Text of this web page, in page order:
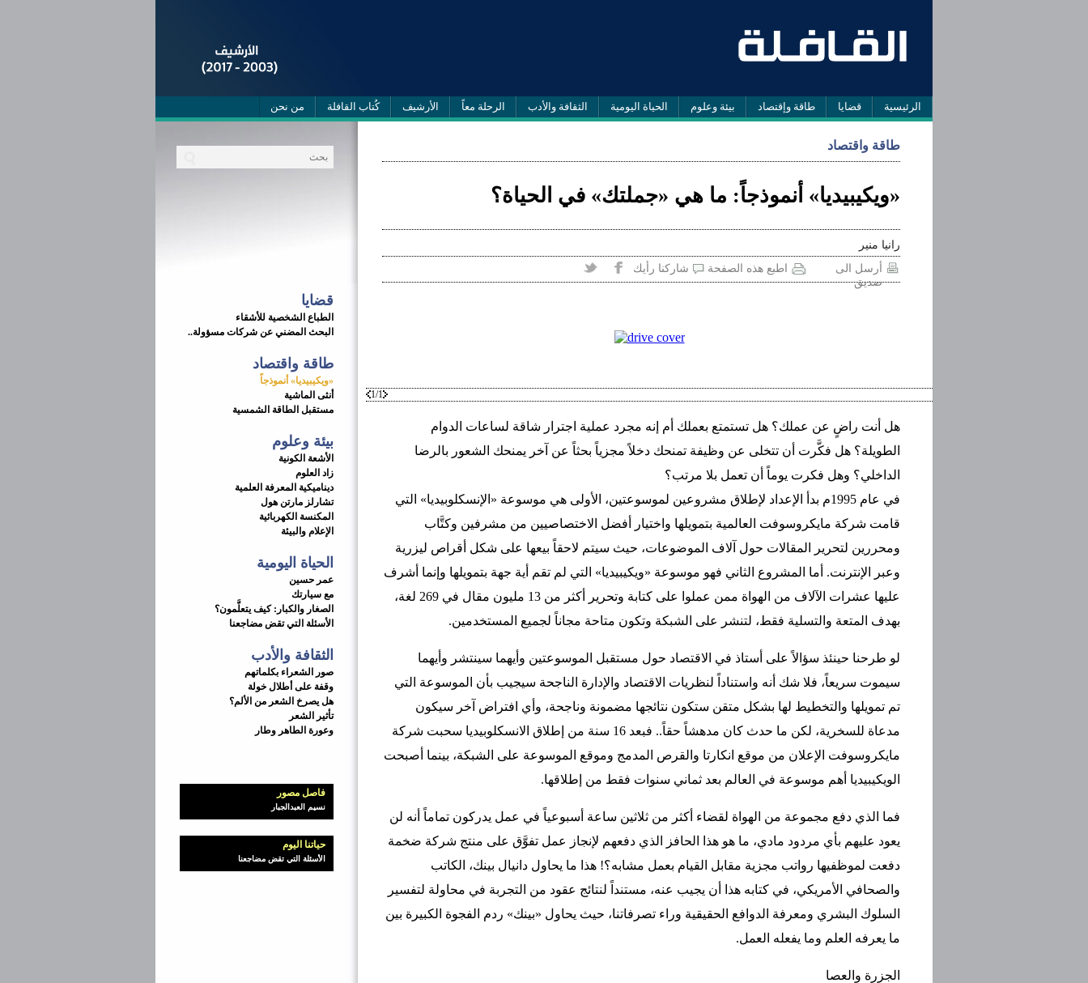
الرئيسية قضايا طاقة وإقتصاد بيئة وعلوم الحياة اليومية الثقافة والأدب الرحلة معاً الأرشيف كُتاب القافلة من نحن
قضايا
الطباع الشخصية للأشقاء
البحث المضني عن شركات مسؤولة..
طاقة واقتصاد
«ويكيبيديا» أنموذجاً
أنثى الماشية
مستقبل الطاقة الشمسية
بيئة وعلوم
الأشعة الكونية
زاد العلوم
ديناميكية المعرفة العلمية
تشارلز مارتن هول
المكنسة الكهربائية
الإعلام والبيئة
الحياة اليومية
عمر حسين
مع سيارتك
الصغار والكبار: كيف يتعلَّمون؟
الأسئلة التي تقض مضاجعنا
الثقافة والأدب
صور الشعراء بكلماتهم
وقفة على أطلال خولة
هل يصرخ الشعر من الألم؟
تأثير الشعر
وعورة الطاهر وطار
فاصل مصور
نسيم العبدالجبار
حياتنا اليوم
الأسئلة التي تقض مضاجعنا
طاقة واقتصاد
«ويكيبيديا» أنموذجاً: ما هي «جملتك» في الحياة؟
رانيا منير
أرسل الى
صديق
اطبع هذه الصفحة شاركنا رأيك
1/1
هل أنت راضٍ عن عملك؟ هل تستمتع بعملك أم إنه مجرد عملية اجترار شاقة لساعات الدوام
الطويلة؟ هل فكَّرت أن تتخلى عن وظيفة تمنحك دخلاً مجزياً بحثاً عن آخر يمنحك الشعور بالرضا
الداخلي؟ وهل فكرت يوماً أن تعمل بلا مرتب؟
في عام 1995م بدأ الإعداد لإطلاق مشروعين لموسوعتين، الأولى هي موسوعة «الإنسكلوبيديا» التي
قامت شركة مايكروسوفت العالمية بتمويلها واختيار أفضل الاختصاصيين من مشرفين وكتَّاب
ومحررين لتحرير المقالات حول آلاف الموضوعات، حيث سيتم لاحقاً بيعها على شكل أقراص ليزرية
وعبر الإنترنت. أما المشروع الثاني فهو موسوعة «ويكيبيديا» التي لم تقم أية جهة بتمويلها وإنما أشرف
عليها عشرات الآلاف من الهواة ممن عملوا على كتابة وتحرير أكثر من 13 مليون مقال في 269 لغة،
بهدف المتعة والتسلية فقط، لتنشر على الشبكة وتكون متاحة مجاناً لجميع المستخدمين.
لو طرحنا حينئذ سؤالاً على أستاذ في الاقتصاد حول مستقبل الموسوعتين وأيهما سينتشر وأيهما
سيموت سريعاً، فلا شك أنه واستناداً لنظريات الاقتصاد والإدارة الناجحة سيجيب بأن الموسوعة التي
تم تمويلها والتخطيط لها بشكل متقن ستكون نتائجها مضمونة وناجحة، وأي افتراض آخر سيكون
مدعاة للسخرية، لكن ما حدث كان مدهشاً حقاً.. فبعد 16 سنة من إطلاق الانسكلوبيديا سحبت شركة
مايكروسوفت الإعلان من موقع انكارتا والقرص المدمج وموقع الموسوعة على الشبكة، بينما أصبحت
الويكيبيديا أهم موسوعة في العالم بعد ثماني سنوات فقط من إطلاقها.
فما الذي دفع مجموعة من الهواة لقضاء أكثر من ثلاثين ساعة أسبوعياً في عمل يدركون تماماً أنه لن
يعود عليهم بأي مردود مادي، ما هو هذا الحافز الذي دفعهم لإنجاز عمل تفوَّق على منتج شركة ضخمة
دفعت لموظفيها رواتب مجزية مقابل القيام بعمل مشابه؟! هذا ما يحاول دانيال بينك، الكاتب
والصحافي الأمريكي، في كتابه هذا أن يجيب عنه، مستنداً لنتائج عقود من التجربة في محاولة لتفسير
السلوك البشري ومعرفة الدوافع الحقيقية وراء تصرفاتنا، حيث يحاول «بينك» ردم الفجوة الكبيرة بين
ما يعرفه العلم وما يفعله العمل.
الجزرة والعصا